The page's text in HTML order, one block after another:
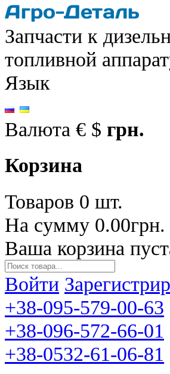
Запчасти к
топливной
Язык
Валюта € $ грн.
Корзина
Товаров 0 шт.
На сумму 0.00грн.
Ваша корзина
Войти
+38-095-579-00-63
+38-096-572-66-01
+38-0532-61-06-81